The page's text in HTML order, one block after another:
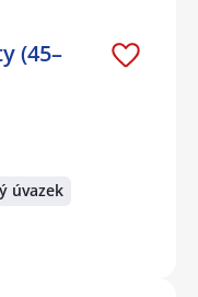
(45–
úvazek